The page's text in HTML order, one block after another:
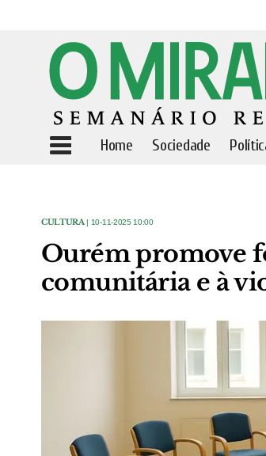
Home Sociedade
CULTURA | 10-11-2025 10:00
Ourém promove
comunitária e à